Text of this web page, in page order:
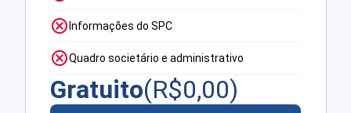
Informações do SPC
Quadro societário e administrativo
Gratuito(R$0,00)